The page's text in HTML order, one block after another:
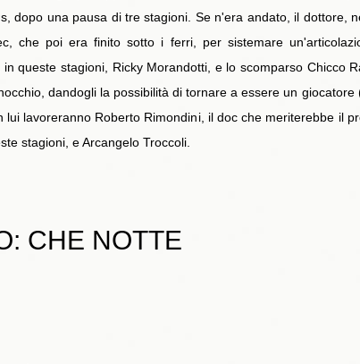
dopo una pausa di tre stagioni. Se n'era andato, il dottore,
che poi era finito sotto i ferri, per sistemare
queste stagioni, Ricky Morandotti, e lo scomparso Chicco
dandogli la possibilità di tornare a essere un
lavoreranno Roberto Rimondini, il doc che meriterebbe il
stagioni, e Arcangelo Troccoli.
CHE NOTTE